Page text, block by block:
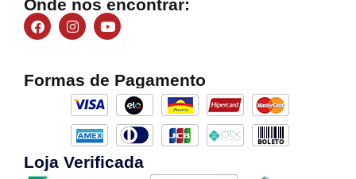
Onde nos encontrar:
Formas de Pagamento
Loja Verificada